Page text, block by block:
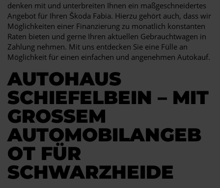
denken mit und unterbreiten Ihnen ein maßgeschneidertes
Angebot für Ihren Škoda Fabia. Hierzu gehört auch, dass wir
Möglichkeiten einer Finanzierung zu monatlich konstanten
Raten bieten und gerne Ihren aktuellen Gebrauchtwagen in
Zahlung nehmen. Mit uns entdecken Sie eine Fülle an
Möglichkeit für einen einfachen und angenehmen Autokauf.
AUTOHAUS
SCHIEFELBEIN – MIT
GROSSEM A
UTOMOBILANGEBO
T FÜR S
CHWARZHEIDE